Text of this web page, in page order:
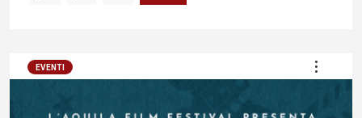
EVENTI